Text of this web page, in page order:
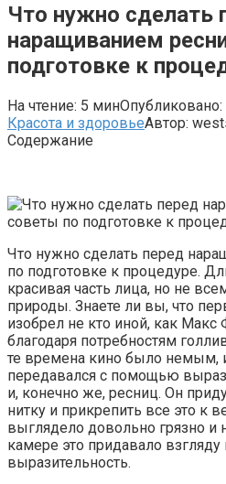
Что нужно сделать
наращиванием
подготовке к
На чтение: 5 минОпубликовано:
Красота и здоровьеАвтор:
Содержание
Что нужно сделать перед
по подготовке к процедуре.
красивая часть лица, но не
природы. Знаете ли вы, что
изобрел не кто иной, как Макс
благодаря потребностям
те времена кино было немым,
передавался с помощью
и, конечно же, ресниц. Он
нитку и прикрепить все это к
выглядело довольно грязно и
камере это придавало взгляду
выразительность.